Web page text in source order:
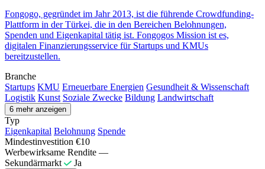
Fongogo, gegründet im Jahr 2013, ist die führende Crowdfunding-
Plattform in der Türkei, die in den Bereichen Belohnungen,
Spenden und Eigenkapital tätig ist. Fongogos Mission ist es,
digitalen Finanzierungsservice für Startups und KMUs
bereitzustellen.
Branche
Startups KMU Erneuerbare Energien Gesundheit & Wissenschaft
Logistik Kunst Soziale Zwecke Bildung Landwirtschaft
6 mehr anzeigen
Typ
Eigenkapital Belohnung Spende
Mindestinvestition €10
Werbewirksame Rendite —
Sekundärmarkt
Ja